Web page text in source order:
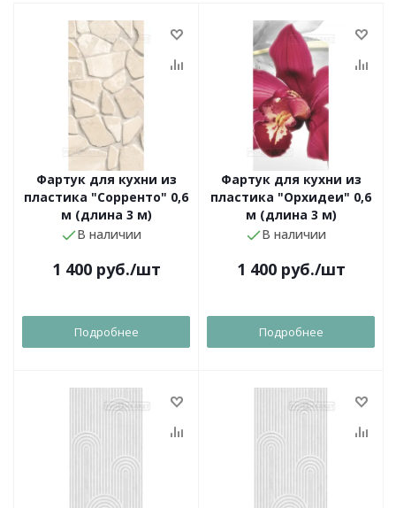
Фартук для кухни из
пластика "Сорренто" 0,6
м (длина 3 м)
В наличии
1 400руб./шт
Подробнее
Фартук для кухни из
пластика "Орхидеи" 0,6
м (длина 3 м)
В наличии
1 400руб./шт
Подробнее